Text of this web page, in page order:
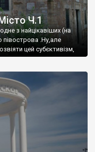
Ч.1
з найцікавіших (на
.Ну,але
цей субєктивізм,